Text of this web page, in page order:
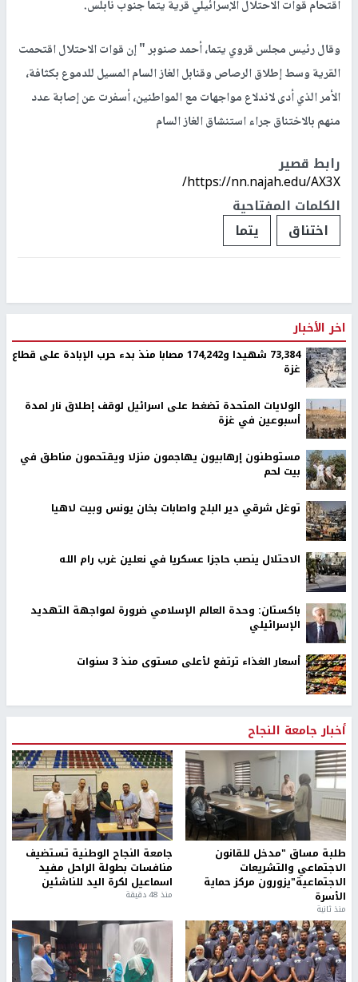
اقتحام قوات الاحتلال الإسرائيلي قرية يتما جنوب نابلس.
وقال رئيس مجلس قروي يتما، أحمد صنوبر " إن قوات الاحتلال اقتحمت
القرية وسط إطلاق الرصاص وقنابل الغاز السام المسيل للدموع بكثافة،
الأمر الذي أدى لاندلاع مواجهات مع المواطنين، أسفرت عن إصابة عدد
منهم بالاختناق جراء استنشاق الغاز السام
رابط قصير
https://nn.najah.edu/AX3X/
الكلمات المفتاحية
اختناق
يتما
اخر الأخبار
73,384 شهيدا و174,242 مصابا منذ بدء حرب الإبادة على قطاع
غزة
الولايات المتحدة تضغط على اسرائيل لوقف إطلاق نار لمدة
أسبوعين في غزة
مستوطنون إرهابيون يهاجمون منزلا ويقتحمون مناطق في
بيت لحم
توغل شرقي دير البلح واصابات بخان يونس وبيت لاهيا
الاحتلال ينصب حاجزا عسكريا في نعلين غرب رام الله
باكستان: وحدة العالم الإسلامي ضرورة لمواجهة التهديد
الإسرائيلي
أسعار الغذاء ترتفع لأعلى مستوى منذ 3 سنوات
أخبار جامعة النجاح
طلبة مساق "مدخل للقانون
الاجتماعي والتشريعات
الاجتماعية"يزورون مركز حماية
الأسرة
منذ ثانية
جامعة النجاح الوطنية تستضيف
منافسات بطولة الراحل مفيد
اسماعيل لكرة اليد للناشئين
منذ 48 دقيقة